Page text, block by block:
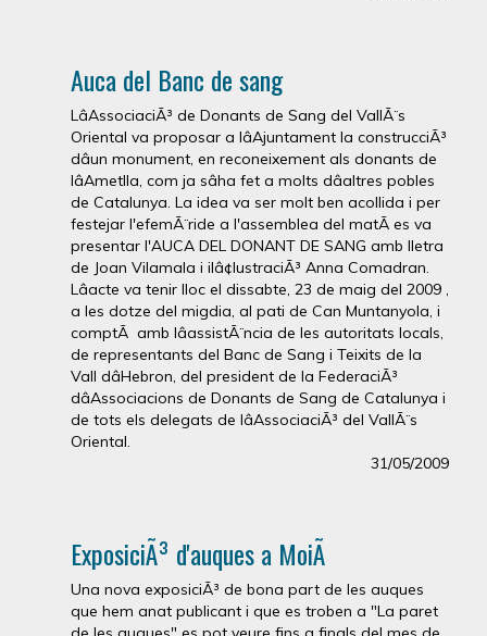
Auca del Banc de sang
LâAssociaciÃ³ de Donants de Sang del VallÃ¨s
Oriental va proposar a lâAjuntament la construcciÃ³
dâun monument, en reconeixement als donants de
lâAmetlla, com ja sâha fet a molts dâaltres pobles
de Catalunya. La idea va ser molt ben acollida i per
festejar l'efemÃ¨ride a l'assemblea del matÃ­ es va
presentar l'AUCA DEL DONANT DE SANG amb lletra
de Joan Vilamala i ilâ¢lustraciÃ³ Anna Comadran.
Lâacte va tenir lloc el dissabte, 23 de maig del 2009 ,
a les dotze del migdia, al pati de Can Muntanyola, i
comptÃ amb lâassistÃ¨ncia de les autoritats locals,
de representants del Banc de Sang i Teixits de la
Vall dâHebron, del president de la FederaciÃ³
dâAssociacions de Donants de Sang de Catalunya i
de tots els delegats de lâAssociaciÃ³ del VallÃ¨s
Oriental.
31/05/2009
ExposiciÃ³ d'auques a MoiÃ
Una nova exposiciÃ³ de bona part de les auques
que hem anat publicant i que es troben a "La paret